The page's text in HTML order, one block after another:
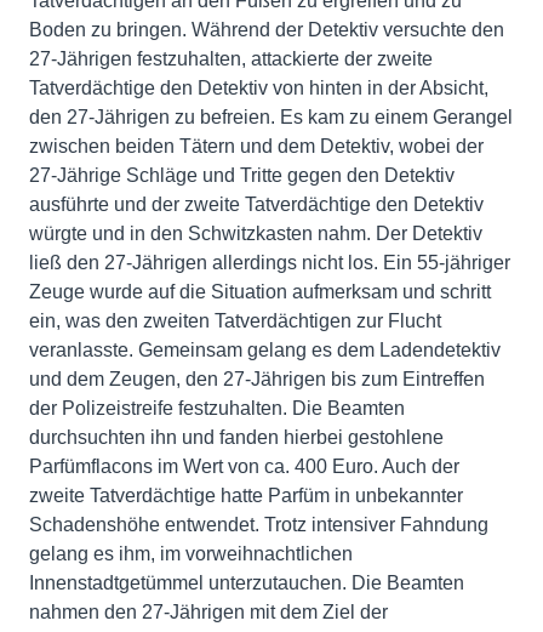
Boden zu bringen. Während der Detektiv versuchte den
27-Jährigen festzuhalten, attackierte der zweite
Tatverdächtige den Detektiv von hinten in der Absicht,
den 27-Jährigen zu befreien. Es kam zu einem Gerangel
zwischen beiden Tätern und dem Detektiv, wobei der
27-Jährige Schläge und Tritte gegen den Detektiv
ausführte und der zweite Tatverdächtige den Detektiv
würgte und in den Schwitzkasten nahm. Der Detektiv
ließ den 27-Jährigen allerdings nicht los. Ein 55-jähriger
Zeuge wurde auf die Situation aufmerksam und schritt
ein, was den zweiten Tatverdächtigen zur Flucht
veranlasste. Gemeinsam gelang es dem Ladendetektiv
und dem Zeugen, den 27-Jährigen bis zum Eintreffen
der Polizeistreife festzuhalten. Die Beamten
durchsuchten ihn und fanden hierbei gestohlene
Parfümflacons im Wert von ca. 400 Euro. Auch der
zweite Tatverdächtige hatte Parfüm in unbekannter
Schadenshöhe entwendet. Trotz intensiver Fahndung
gelang es ihm, im vorweihnachtlichen
Innenstadtgetümmel unterzutauchen. Die Beamten
nahmen den 27-Jährigen mit dem Ziel der